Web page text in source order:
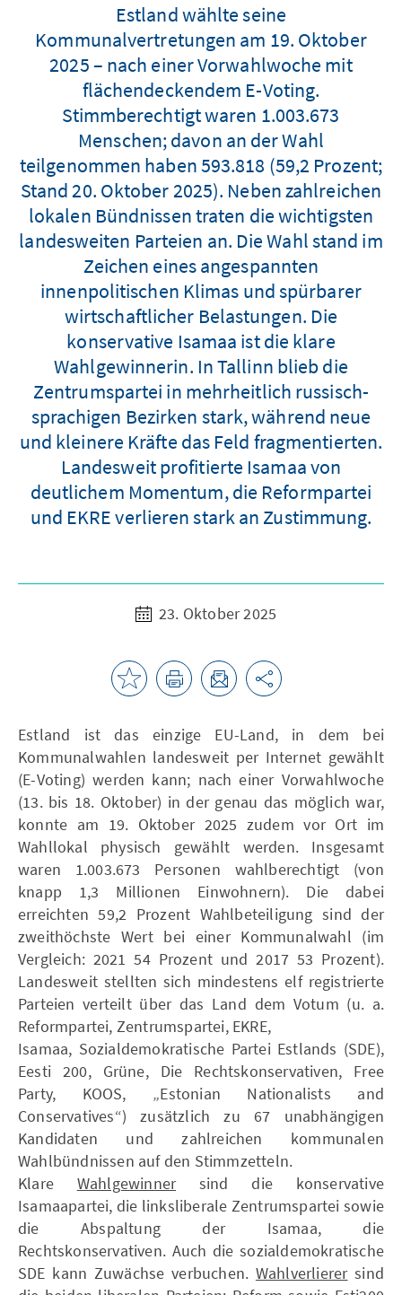
Estland wählte seine
Kommunalvertretungen am 19. Oktober
2025 – nach einer Vorwahlwoche mit
flächendeckendem E-Voting.
Stimmberechtigt waren 1.003.673
Menschen; davon an der Wahl
teilgenommen haben 593.818 (59,2 Prozent;
Stand 20. Oktober 2025). Neben zahlreichen
lokalen Bündnissen traten die wichtigsten
landesweiten Parteien an. Die Wahl stand im
Zeichen eines angespannten
innenpolitischen Klimas und spürbarer
wirtschaftlicher Belastungen. Die
konservative Isamaa ist die klare
Wahlgewinnerin. In Tallinn blieb die
Zentrumspartei in mehrheitlich russisch-
sprachigen Bezirken stark, während neue
und kleinere Kräfte das Feld fragmentierten.
Landesweit profitierte Isamaa von
deutlichem Momentum, die Reformpartei
und EKRE verlieren stark an Zustimmung.
23. Oktober 2025
Estland ist das einzige EU-Land, in dem bei
Kommunalwahlen landesweit per Internet gewählt
(E-Voting) werden kann; nach einer Vorwahlwoche
(13. bis 18. Oktober) in der genau das möglich war,
konnte am 19. Oktober 2025 zudem vor Ort im
Wahllokal physisch gewählt werden. Insgesamt
waren 1.003.673 Personen wahlberechtigt (von
knapp 1,3 Millionen Einwohnern). Die dabei
erreichten 59,2 Prozent Wahlbeteiligung sind der
zweithöchste Wert bei einer Kommunalwahl (im
Vergleich: 2021 54 Prozent und 2017 53 Prozent).
Landesweit stellten sich mindestens elf registrierte
Parteien verteilt über das Land dem Votum (u. a.
Reformpartei, Zentrumspartei, EKRE,
Isamaa, Sozialdemokratische Partei Estlands (SDE),
Eesti 200, Grüne, Die Rechtskonservativen, Free
Party, KOOS, „Estonian Nationalists and
Conservatives“) zusätzlich zu 67 unabhängigen
Kandidaten und zahlreichen kommunalen
Wahlbündnissen auf den Stimmzetteln.
Klare Wahlgewinnersind die konservative
Isamaapartei, die linksliberale Zentrumspartei sowie
die Abspaltung der Isamaa, die
Rechtskonservativen. Auch die sozialdemokratische
SDE kann Zuwächse verbuchen. Wahlverlierersind